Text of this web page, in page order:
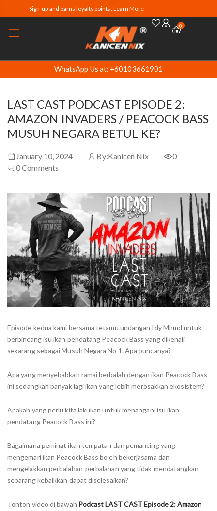
Sign-up and earns loyalty points. Learn More
0
WhatsApp Us at: +60103661901
LAST CAST PODCAST EPISODE 2:
AMAZON INVADERS / PEACOCK BASS
MUSUH NEGARA BETUL KE?
January 10, 2024 By:Kanicen Nix
0
0Comments
Episode kedua kami bersama tetamu undangan Idy Mhmd untuk
berbincang isu ikan pendatang Peacock Bass yang dikenali
sekarang sebagai Musuh Negara No 1. Apa puncanya?
Apa yang menyebabkan ramai berbalah dengan ikan Peacock Bass
ini sedangkan banyak lagi ikan yang lebih merosakkan ekosistem?
Apakah yang perlu kita lakukan untuk menangani isu ikan
pendatang Peacock Bass ini?
Bagaimana peminat ikan tempatan dan pemancing yang
mengemari ikan Peacock Bass boleh bekerjasama dan
mengelakkan perbalahan-perbalahan yang tidak mendatangkan
sebarang kebaikkan dapat diselesaikan?
Tonton video di bawah Podcast LAST CAST Episode 2: Amazon